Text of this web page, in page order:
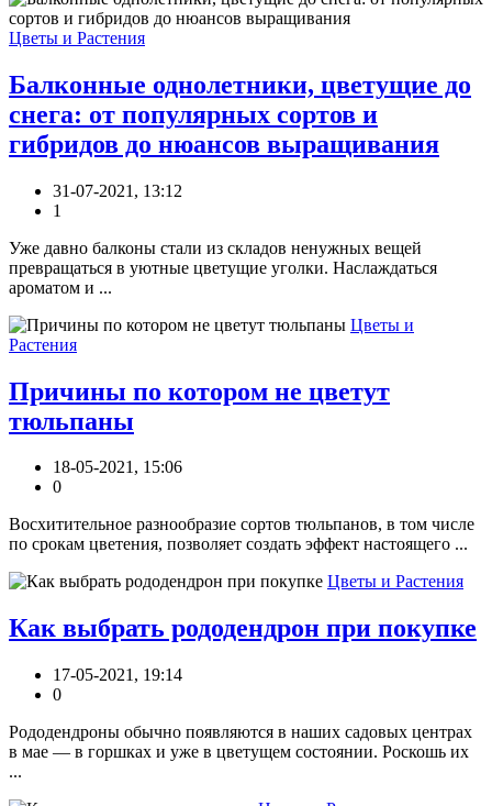
Цветы и Растения
Балконные однолетники, цветущие до
снега: от популярных сортов и
гибридов до нюансов выращивания
31-07-2021, 13:12
1
Уже давно балконы стали из складов ненужных вещей
превращаться в уютные цветущие уголки. Наслаждаться
ароматом и ...
Цветы и
Растения
Причины по котором не цветут
тюльпаны
18-05-2021, 15:06
0
Восхитительное разнообразие сортов тюльпанов, в том числе
по срокам цветения, позволяет создать эффект настоящего ...
Цветы и Растения
Как выбрать рододендрон при покупке
17-05-2021, 19:14
0
Рододендроны обычно появляются в наших садовых центрах
в мае — в горшках и уже в цветущем состоянии. Роскошь их
...